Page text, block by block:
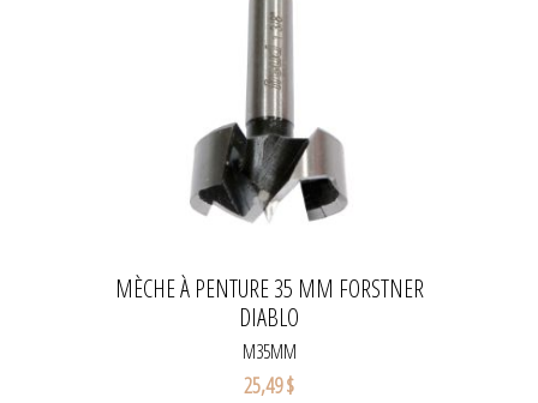
MÈCHE À PENTURE 35 MM FORSTNER
DIABLO
M35MM
25,49 $